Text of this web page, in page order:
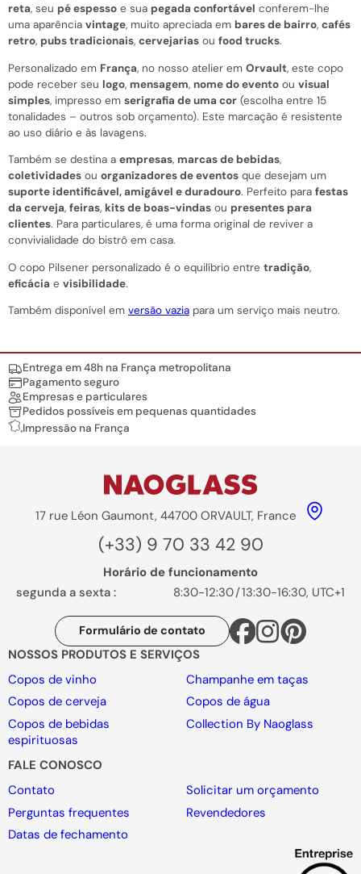
reta, seu pé espesso e sua pegada confortável conferem-lhe
uma aparência vintage, muito apreciada em bares de bairro, cafés
retro, pubs tradicionais, cervejarias ou food trucks.
Personalizado em França, no nosso atelier em Orvault, este copo
pode receber seu logo, mensagem, nome do evento ou visual
simples, impresso em serigrafia de uma cor (escolha entre 15
tonalidades – outros sob orçamento). Este marcação é resistente
ao uso diário e às lavagens.
Também se destina a empresas, marcas de bebidas,
coletividades ou organizadores de eventos que desejam um
suporte identificável, amigável e duradouro. Perfeito para festas
da cerveja, feiras, kits de boas-vindas ou presentes para
clientes. Para particulares, é uma forma original de reviver a
convivialidade do bistrô em casa.
O copo Pilsener personalizado é o equilíbrio entre tradição,
eficácia e visibilidade.
Também disponível em versão vazia para um serviço mais neutro.
Nos engagements
Entrega em 48h na França metropolitana
Pagamento seguro
Empresas e particulares
Pedidos possíveis em pequenas quantidades
Impressão na França
17 rue Léon Gaumont, 44700 ORVAULT, France
(+33) 9 70 33 42 90
Horário de funcionamento
segunda a sexta :
8:30-12:30/13:30-16:30, UTC+1
Formulário de contato
NOSSOS PRODUTOS E SERVIÇOS
Copos de vinho
Champanhe em taças
Copos de cerveja
Copos de água
Copos de bebidas
espirituosas
Collection By Naoglass
FALE CONOSCO
Contato
Solicitar um orçamento
Perguntas frequentes
Revendedores
Datas de fechamento